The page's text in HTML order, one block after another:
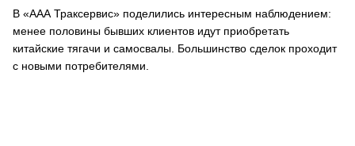
В «ААА Траксервис» поделились интересным наблюдением:
менее половины бывших клиентов идут приобретать
китайские тягачи и самосвалы. Большинство сделок проходит
с новыми потребителями.